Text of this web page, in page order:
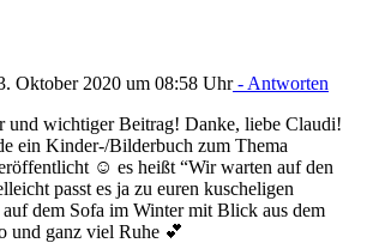
Oktober 2020 um 08:58 Uhr- Antworten
und wichtiger Beitrag! Danke, liebe Claudi!
ein Kinder-/Bilderbuch zum Thema
☺ es heißt “Wir warten auf den
passt es ja zu euren kuscheligen
dem Sofa im Winter mit Blick aus dem
und ganz viel Ruhe 💕